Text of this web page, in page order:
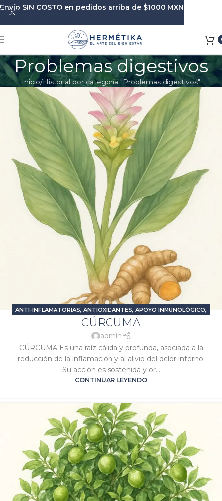
Skip to navigation
Problemas digestivos
Inicio Historial por categoría "Problemas digestivos"
ANTI-INFLAMATORIAS, ANTIOXIDANTES, APOYO INMUNOLÓGICO,
DOLOR E INFLAMACIÓN,PROBLEMAS DIGESTIVOS
JÚPITER, SIGNATURA SOL
CÚRCUMA
admin
CÚRCUMA Es una raíz cálida y profunda, asociada a la
reducción de la inflamación y al alivio del dolor interno.
Su acción es sostenida y or...
CONTINUAR LEYENDO
Envío SIN COSTO en pedidos arriba de $1000 MXN